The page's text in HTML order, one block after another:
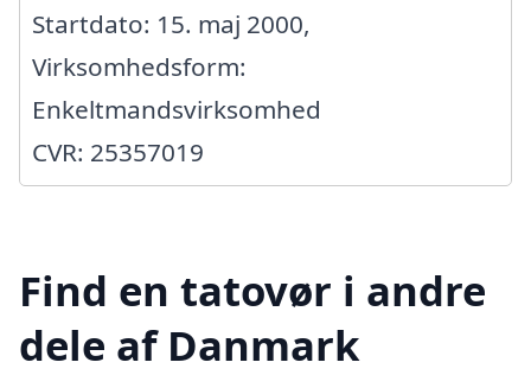
Startdato: 15. maj 2000,
Virksomhedsform:
Enkeltmandsvirksomhed
CVR: 25357019
Find en tatovør i andre
dele af Danmark